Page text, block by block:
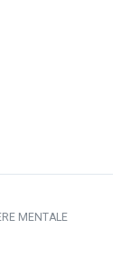
MENTALE